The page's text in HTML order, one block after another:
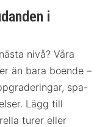
i
nivå? Våra
än bara boende –
spa-
Lägg till
turer eller